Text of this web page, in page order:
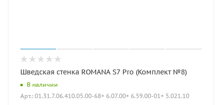
Шведская стенка ROMANA S7 Pro (Комплект №8)
В наличии
Арт.: 01.31.7.06.410.05.00-68+ 6.07.00+ 6.59.00-01+ 5.021.10